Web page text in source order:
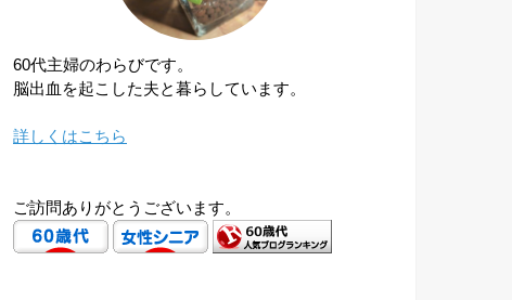
60代主婦のわらびです。
脳出血を起こした夫と暮らしています。
詳しくはこちら
ご訪問ありがとうございます。